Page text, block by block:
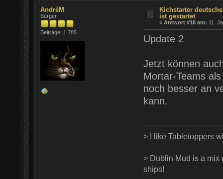
AndréM
Bürger
Beiträge: 1.785
Kichstarter
ist gestartet
«Antwort #18 am: 11.
Update 2
Jetzt können
Mortar-Teams
noch besser an
kann.
> I like Tabletoppers
> Dublin Mud is a mix
ships!